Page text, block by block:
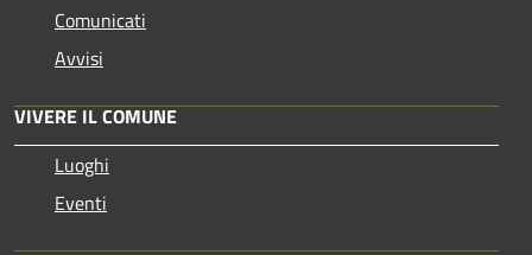
Comunicati
Avvisi
VIVERE IL COMUNE
Luoghi
Eventi